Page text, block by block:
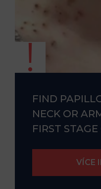
FIND
NECK OR
FIRST STAGE